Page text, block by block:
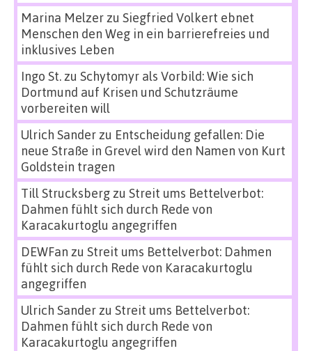
Marina Melzerzu Siegfried Volkert ebnet
Menschen den Weg in ein barrierefreies und
inklusives Leben
Ingo St.zu Schytomyr als Vorbild: Wie sich
Dortmund auf Krisen und Schutzräume
vorbereiten will
Ulrich Sanderzu Entscheidung gefallen: Die
neue Straße in Grevel wird den Namen von Kurt
Goldstein tragen
Till Strucksbergzu Streit ums Bettelverbot:
Dahmen fühlt sich durch Rede von
Karacakurtoglu angegriffen
DEWFan zu Streit ums Bettelverbot: Dahmen
fühlt sich durch Rede von Karacakurtoglu
angegriffen
Ulrich Sanderzu Streit ums Bettelverbot:
Dahmen fühlt sich durch Rede von
Karacakurtoglu angegriffen